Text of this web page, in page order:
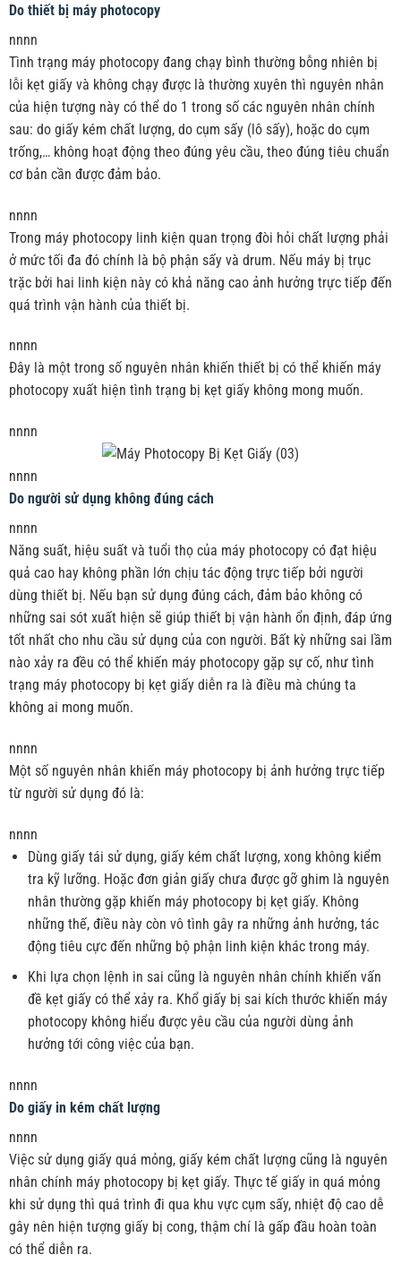
Do thiết bị máy photocopy
nnnn
Tình trạng máy photocopy đang chạy bình thường bỗng nhiên bị
lỗi kẹt giấy và không chạy được là thường xuyên thì nguyên nhân
của hiện tượng này có thể do 1 trong số các nguyên nhân chính
sau: do giấy kém chất lượng, do cụm sấy (lô sấy), hoặc do cụm
trống,… không hoạt động theo đúng yêu cầu, theo đúng tiêu chuẩn
cơ bản cần được đảm bảo.
nnnn
Trong máy photocopy linh kiện quan trọng đòi hỏi chất lượng phải
ở mức tối đa đó chính là bộ phận sấy và drum. Nếu máy bị trục
trặc bởi hai linh kiện này có khả năng cao ảnh hưởng trực tiếp đến
quá trình vận hành của thiết bị.
nnnn
Đây là một trong số nguyên nhân khiến thiết bị có thể khiến máy
photocopy xuất hiện tình trạng bị kẹt giấy không mong muốn.
nnnn
nnnn
Do người sử dụng không đúng cách
nnnn
Năng suất, hiệu suất và tuổi thọ của máy photocopy có đạt hiệu
quả cao hay không phần lớn chịu tác động trực tiếp bởi người
dùng thiết bị. Nếu bạn sử dụng đúng cách, đảm bảo không có
những sai sót xuất hiện sẽ giúp thiết bị vận hành ổn định, đáp ứng
tốt nhất cho nhu cầu sử dụng của con người. Bất kỳ những sai lầm
nào xảy ra đều có thể khiến máy photocopy gặp sự cố, như tình
trạng máy photocopy bị kẹt giấy diễn ra là điều mà chúng ta
không ai mong muốn.
nnnn
Một số nguyên nhân khiến máy photocopy bị ảnh hưởng trực tiếp
từ người sử dụng đó là:
nnnn
Dùng giấy tái sử dụng, giấy kém chất lượng, xong không kiểm
tra kỹ lưỡng. Hoặc đơn giản giấy chưa được gỡ ghim là nguyên
nhân thường gặp khiến máy photocopy bị kẹt giấy. Không
những thế, điều này còn vô tình gây ra những ảnh hưởng, tác
động tiêu cực đến những bộ phận linh kiện khác trong máy.
Khi lựa chọn lệnh in sai cũng là nguyên nhân chính khiến vấn
đề kẹt giấy có thể xảy ra. Khổ giấy bị sai kích thước khiến máy
photocopy không hiểu được yêu cầu của người dùng ảnh
hưởng tới công việc của bạn.
nnnn
Do giấy in kém chất lượng
nnnn
Việc sử dụng giấy quá mỏng, giấy kém chất lượng cũng là nguyên
nhân chính máy photocopy bị kẹt giấy. Thực tế giấy in quá mỏng
khi sử dụng thì quá trình đi qua khu vực cụm sấy, nhiệt độ cao dễ
gây nên hiện tượng giấy bị cong, thậm chí là gấp đầu hoàn toàn
có thể diễn ra.